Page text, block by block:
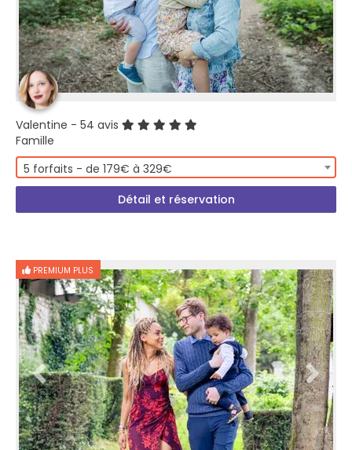
Valentine - 54 avis
Famille
5 forfaits - de 179€ à 329€
Détail et réservation
PREMIUM PLUS